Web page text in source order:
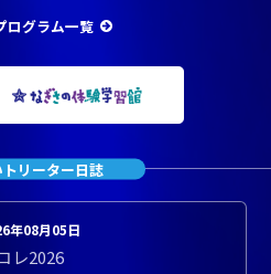
ログラム一覧
トリーター日誌
年08月05日
レ2026